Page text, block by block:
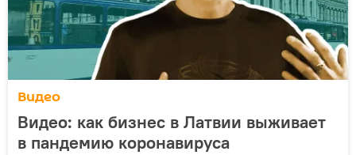
Видео
Видео: как бизнес в Латвии выживает
в пандемию коронавируса